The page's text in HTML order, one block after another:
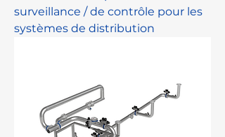
surveillance / de contrôle pour les
systèmes de distribution